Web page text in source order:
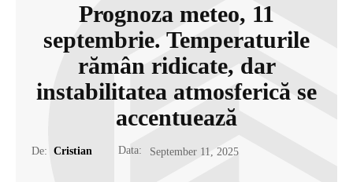
Prognoza meteo, 11
septembrie. Temperaturile
rămân ridicate, dar
instabilitatea atmosferică se
accentuează
De: Cristian Data: September 11, 2025